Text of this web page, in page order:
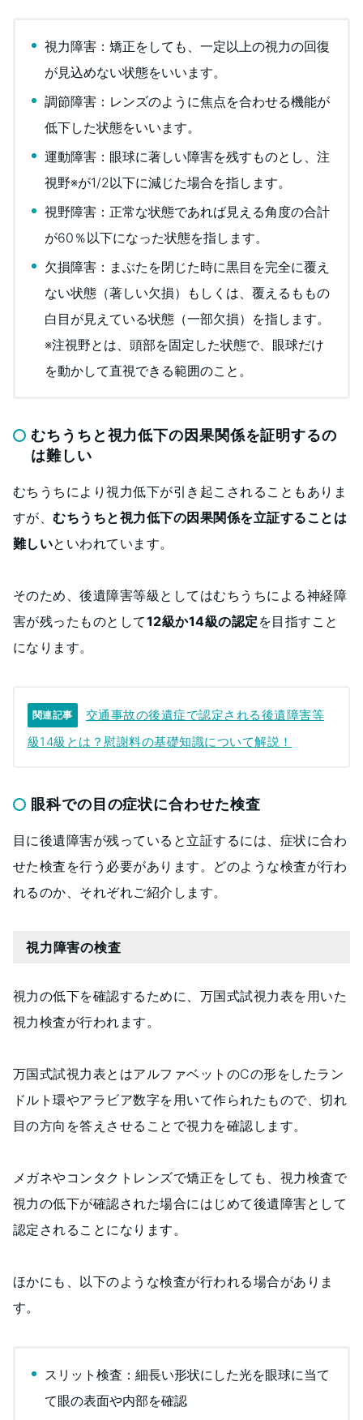
視力障害：矯正をしても、一定以上の視力の回復
が見込めない状態をいいます。
調節障害：レンズのように焦点を合わせる機能が
低下した状態をいいます。
運動障害：眼球に著しい障害を残すものとし、注
視野※が1/2以下に減じた場合を指します。
視野障害：正常な状態であれば見える角度の合計
が60％以下になった状態を指します。
欠損障害：まぶたを閉じた時に黒目を完全に覆え
ない状態（著しい欠損）もしくは、覆えるももの
白目が見えている状態（一部欠損）を指します。
※注視野とは、頭部を固定した状態で、眼球だけ
を動かして直視できる範囲のこと。
むちうちと視力低下の因果関係を証明するの
は難しい
むちうちにより視力低下が引き起こされることもありま
すが、むちうちと視力低下の因果関係を立証することは
難しいといわれています。
そのため、後遺障害等級としてはむちうちによる神経障
害が残ったものとして12級か14級の認定 を目指すこと
になります。
関連記事
交通事故の後遺症で認定される後遺障害等
級14級とは？慰謝料の基礎知識について解説！
眼科での目の症状に合わせた検査
目に後遺障害が残っていると立証するには、症状に合わ
せた検査を行う必要があります。どのような検査が行わ
れるのか、それぞれご紹介します。
視力障害の検査
視力の低下を確認するために、万国式試視力表を用いた
視力検査が行われます。
万国式試視力表とはアルファベットのCの形をしたラン
ドルト環やアラビア数字を用いて作られたもので、切れ
目の方向を答えさせることで視力を確認します。
メガネやコンタクトレンズで矯正をしても、視力検査で
視力の低下が確認された場合にはじめて後遺障害として
認定されることになります。
ほかにも、以下のような検査が行われる場合がありま
す。
スリット検査：細長い形状にした光を眼球に当て
て眼の表面や内部を確認